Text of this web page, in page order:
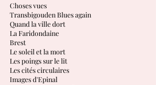
Choses vues
Transbigouden Blues again
Quand la ville dort
La Faridondaine
Brest
Le soleil et la mort
Les poings sur le lit
Les cités circulaires
Images d'Epinal